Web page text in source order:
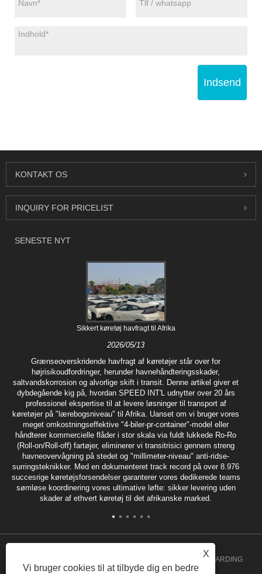
Indsend
KONTAKT OS
INQUIRY FOR PRICELIST
SENESTE NYT
Sikkert køretøj havfragt til Afrika
2026/05/13
Grænseoverskridende havfragt af køretøjer står over for
højrisikoudfordringer, herunder havnehåndteringsskader,
saltvandskorrosion og alvorlige skift i transit. Denne artikel giver et
dybdegående kig på, hvordan SPEED INT'L udnytter over 20 års
professionel ekspertise til at levere løsninger til transport af
køretøjer på "lærebogsniveau" til Afrika. Uanset om vi bruger vores
meget omkostningseffektive "4-biler-pr-container"-model eller
håndterer kommercielle flåder i stor skala via fuldt lukkede Ro-Ro
(Roll-on/Roll-off) fartøjer, eliminerer vi transitrisici gennem streng
havneovervågning på stedet og "millimeter-niveau" anti-ridse-
surringsteknikker. Med en dokumenteret track record på over 8.976
succesrige køretøjsforsendelser garanterer vores dedikerede teams
sømløse koordinering vores ultimative løfte: sikker levering uden
skader af ethvert køretøj til det afrikanske marked.
Copyright 2020 GUANGZHOU SPEED INT'L FREIGHT FORWARDING
X
Vi bruger cookies til at tilbyde dig en bedre